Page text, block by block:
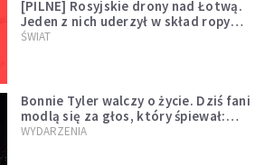
[PILNE] Rosyjskie drony nad Łotwą.
Jeden z nich uderzył w skład ropy
naftowej
ŚWIAT
Bonnie Tyler walczy o życie. Dziś fani
modlą się za głos, który śpiewał:
"Lord, help me"
WYDARZENIA